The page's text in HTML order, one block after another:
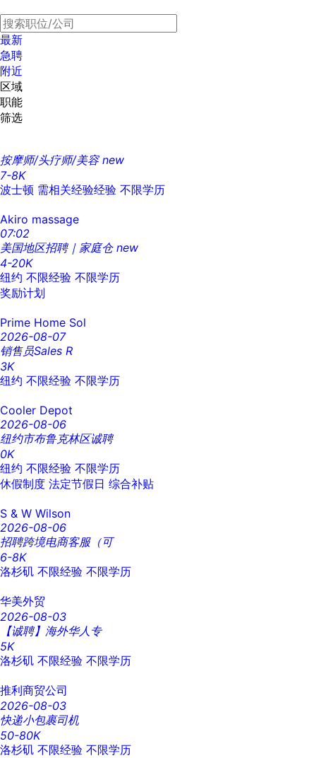
最新
急聘
附近
区域
职能
筛选
按摩师/头疗师/美容 new
7-8K
波士顿 需相关经验经验 不限学历
Akiro massage
07:02
美国地区招聘｜家庭仓 new
4-20K
纽约 不限经验 不限学历
奖励计划
Prime Home Sol
2026-08-07
销售员Sales R
3K
纽约 不限经验 不限学历
Cooler Depot
2026-08-06
纽约市布鲁克林区诚聘
0K
纽约 不限经验 不限学历
休假制度 法定节假日 综合补贴
S & W Wilson
2026-08-06
招聘跨境电商客服（可
6-8K
洛杉矶 不限经验 不限学历
华美外贸
2026-08-03
【诚聘】海外华人专
5K
洛杉矶 不限经验 不限学历
推利商贸公司
2026-08-03
快递小包裹司机
50-80K
洛杉矶 不限经验 不限学历